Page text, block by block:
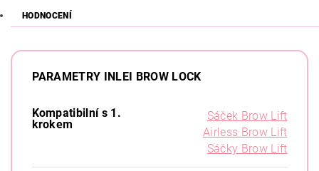
HODNOCENÍ
PARAMETRY INLEI BROW LOCK
Kompatibilní s 1.
krokem
Sáček Brow Lift
Airless Brow Lift
Sáčky Brow Lift